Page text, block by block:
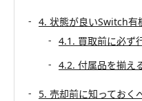
4. 状態が良いSwitch有
4.1. 買取前に必ず
4.2. 付属品を揃え
5. 売却前に知っておく